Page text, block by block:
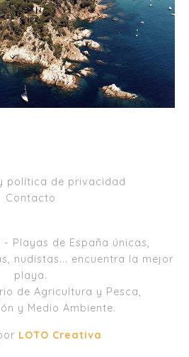
política de privacidad
Contacto
Playas de España únicas,
nudistas... encuentra la mejor
playa.
de Agricultura y Pesca,
y Medio Ambiente.
LOTO Creativa